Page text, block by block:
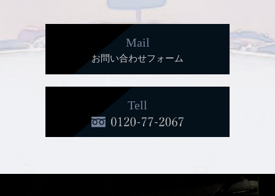
Mail
お問い合わせフォーム
Tell